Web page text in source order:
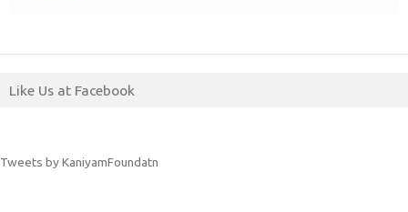
Like Us at Facebook
Tweets by KaniyamFoundatn